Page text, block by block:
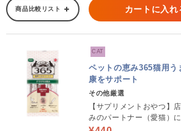
商品比較リスト カートに入れ
CAT
ペットの恵み365猫用
康をサポート
その他厳選
【サプリメントおやつ】
みのパートナー（愛猫）に